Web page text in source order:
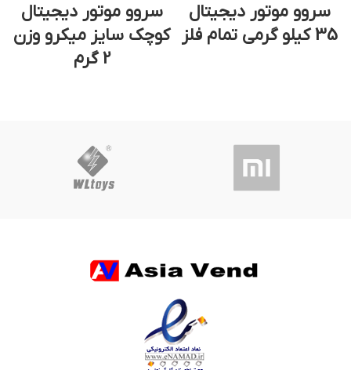
سروو موتور دیجیتال
35 کیلو گرمی تمام فلز
سروو موتور دیجیتال
کوچک سایز میکرو وزن
2 گرم